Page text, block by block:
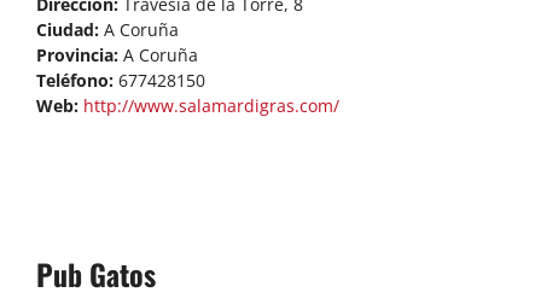
Ciudad:A Coruña
Provincia:A Coruña
Teléfono:677428150
Web:http://www.salamardigras.com/
Pub Gatos